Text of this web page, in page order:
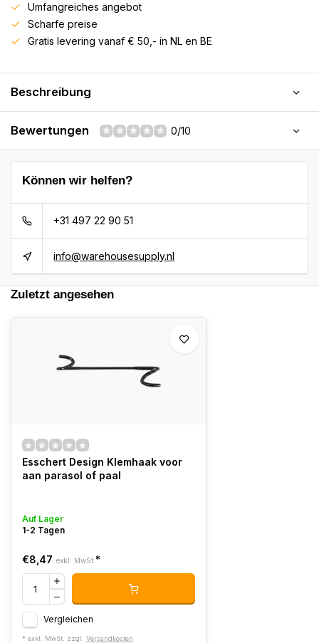
Umfangreiches angebot
Scharfe preise
Gratis levering vanaf € 50,- in NL en BE
Beschreibung
Bewertungen 0/10
Können wir helfen?
+31 497 22 90 51
info@warehousesupply.nl
Zuletzt angesehen
Esschert Design Klemhaak voor
aan parasol of paal
Auf Lager
1-2 Tagen
€8,47 exkl. MwSt. *
Vergleichen
* exkl. MwSt. zzgl. Versandkosten